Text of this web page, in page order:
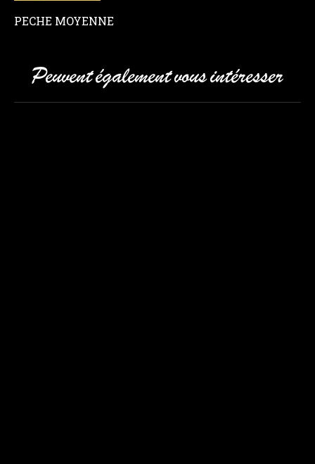
PECHE MOYENNE
Peuvent également vous intéresser